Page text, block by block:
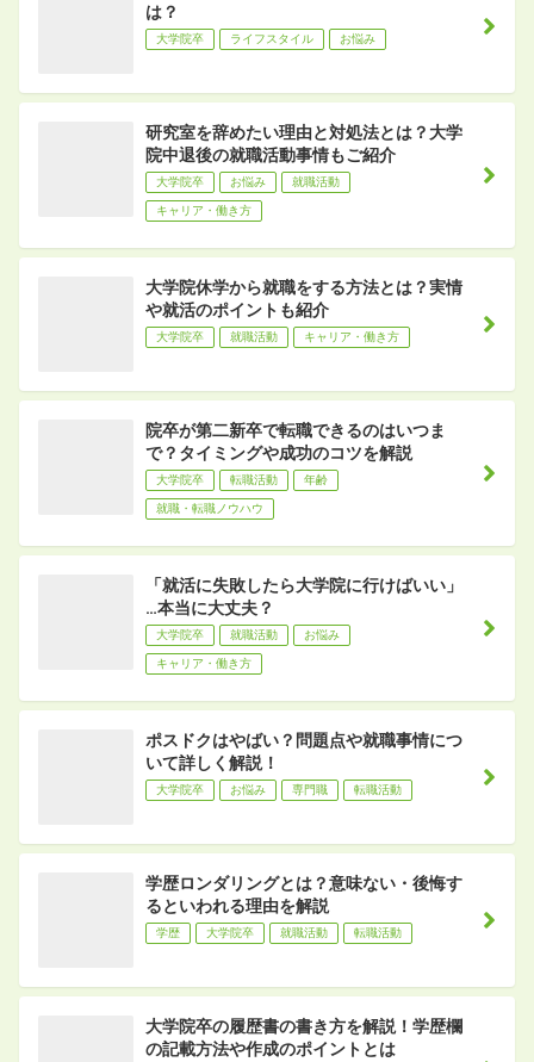
は？
大学院卒 ライフスタイル お悩み
研究室を辞めたい理由と対処法とは？大学
院中退後の就職活動事情もご紹介
大学院卒 お悩み 就職活動
キャリア・働き方
大学院休学から就職をする方法とは？実情
や就活のポイントも紹介
大学院卒 就職活動 キャリア・働き方
院卒が第二新卒で転職できるのはいつま
で？タイミングや成功のコツを解説
大学院卒 転職活動 年齢
就職・転職ノウハウ
「就活に失敗したら大学院に行けばいい」
…本当に大丈夫？
大学院卒 就職活動 お悩み
キャリア・働き方
ポスドクはやばい？問題点や就職事情につ
いて詳しく解説！
大学院卒 お悩み 専門職 転職活動
学歴ロンダリングとは？意味ない・後悔す
るといわれる理由を解説
学歴 大学院卒 就職活動 転職活動
大学院卒の履歴書の書き方を解説！学歴欄
の記載方法や作成のポイントとは